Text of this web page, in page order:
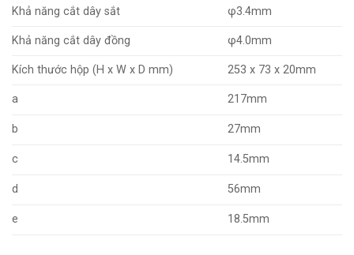
Khả năng cắt dây sắt φ3.4mm
Khả năng cắt dây đồng φ4.0mm
Kích thước hộp (H x W x D mm) 253 x 73 x 20mm
a 217mm
b 27mm
c 14.5mm
d 56mm
e 18.5mm